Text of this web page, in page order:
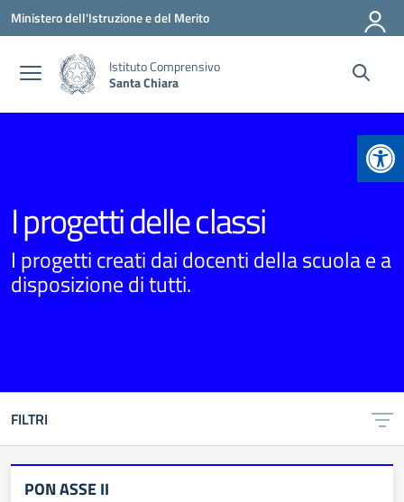
Vai ai contenuti
Vai al menu di navigazione
Vai al footer
Ministero dell'Istruzione e del Merito
Istituto Comprensivo
Santa Chiara
I progetti delle classi
I progetti creati dai docenti della scuola e a
disposizione di tutti.
FILTRI
PON ASSE II